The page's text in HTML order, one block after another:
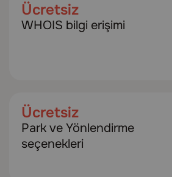
Ücretsiz
WHOIS bilgi erişimi
Ücretsiz
Park ve Yönlendirme
seçenekleri